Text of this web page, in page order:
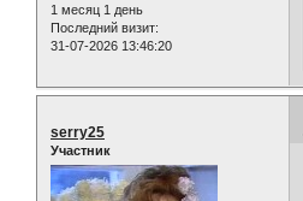
1 месяц 1 день
Последний визит:
31-07-2026 13:46:20
serry25
Участник